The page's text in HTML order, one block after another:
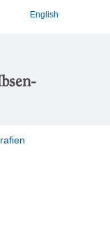
English